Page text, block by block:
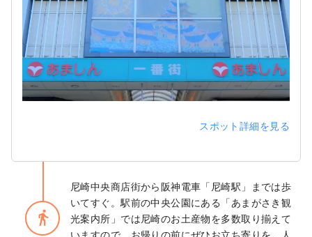
スポット詳細を見る
directions_walk
尼崎中央商店街から阪神電車「尼崎駅」までは歩
いてすぐ。駅前の中央公園にある「あまがさき観
光案内所」では尼崎のお土産物を多数取り揃えて
いますので、お帰りの前にぜひお立ち寄りを。人